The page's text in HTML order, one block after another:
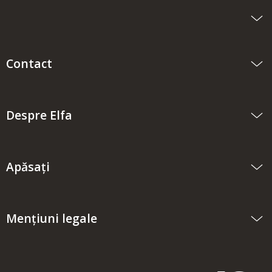
Contact
Despre Elfa
Apăsați
Mențiuni legale